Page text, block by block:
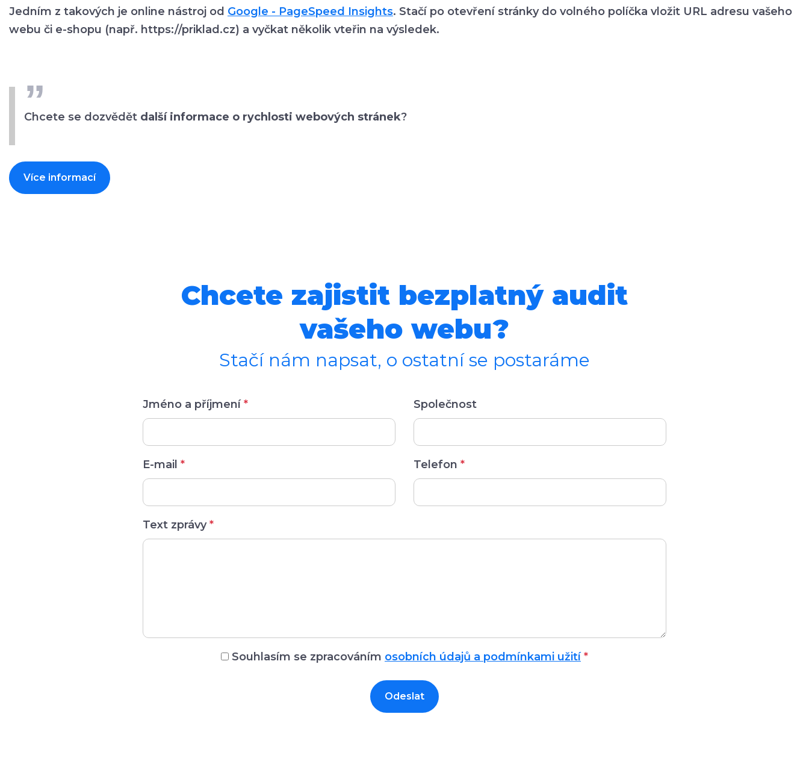
Jedním z takových je online nástroj od Google - PageSpeed Insights. Stačí po otevření stránky do volného políčka vložit URL adresu vašeho
webu či e-shopu (např. https://priklad.cz) a vyčkat několik vteřin na výsledek.
Chcete se dozvědět další informace o rychlosti webových stránek?
Více informací
Chcete zajistit bezplatný audit
vašeho webu?
Stačí nám napsat, o ostatní se postaráme
Jméno a příjmení* Společnost
E-mail * Telefon *
Text zprávy*
Souhlasím se zpracováním osobních údajů a podmínkami užití *
Odeslat